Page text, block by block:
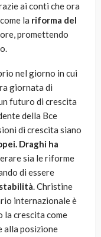
ai conti che ora
la riforma del
promettendo
nel giorno in cui
giornata di
futuro di crescita
della Bce
di crescita siano
Draghi ha
sia le riforme
di essere
. Christine
internazionale è
la crescita come
alla posizione